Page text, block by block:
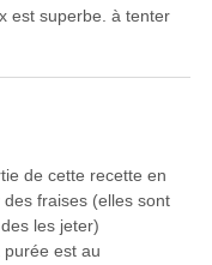
est superbe. à tenter
de cette recette en
fraises (elles sont
les jeter)
est au